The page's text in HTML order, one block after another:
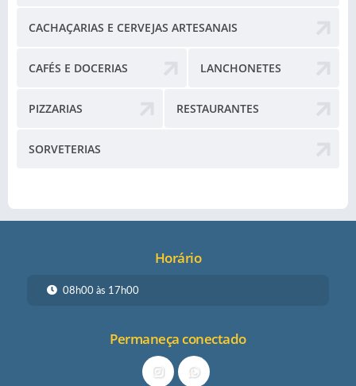
CACHAÇARIAS E CERVEJAS ARTESANAIS
CAFÉS E DOCERIAS LANCHONETES
PIZZARIAS RESTAURANTES
SORVETERIAS
Horário
08h00 às 17h00
Permaneça conectado